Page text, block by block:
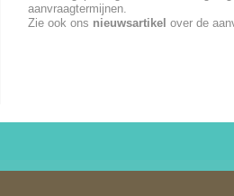
aanvraagtermijnen.
Zie ook ons nieuwsartikel over de